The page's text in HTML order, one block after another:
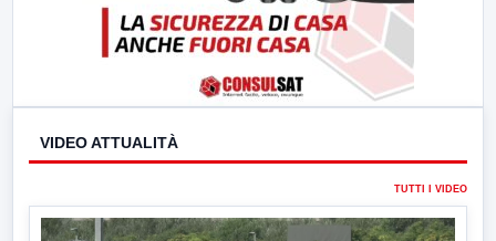
VIDEO ATTUALITÀ
TUTTI I VIDEO